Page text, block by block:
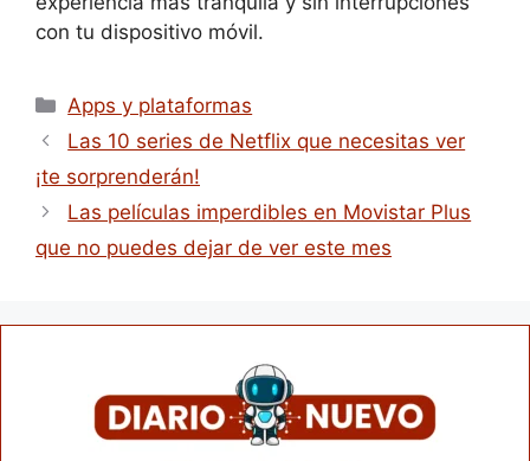
con tu dispositivo móvil.
Apps y plataformas
Las 10 series de Netflix que necesitas ver
¡te sorprenderán!
Las películas imperdibles en Movistar Plus
que no puedes dejar de ver este mes